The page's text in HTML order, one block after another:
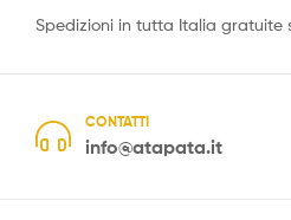
Spedizioni in tutta Italia gratuite
CONTATTI
info@atapata.it